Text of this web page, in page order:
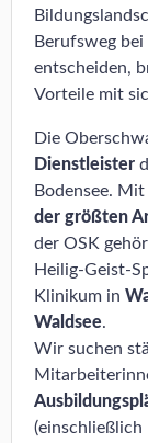
Berufsweg
entscheiden,
Vorteile mit
Die
Dienstleister
Bodensee. Mit
der größten
der OSK
Heilig-Geist-
Klinikum in
Waldsee.
Wir suchen
(einschließlich